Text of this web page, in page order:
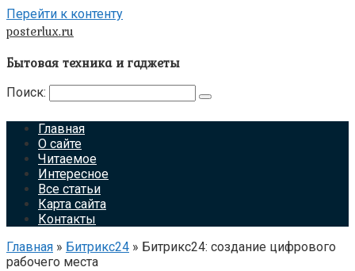
Перейти к контенту
posterlux.ru
Бытовая техника и гаджеты
Поиск:
Главная
О сайте
Читаемое
Интересное
Все статьи
Карта сайта
Контакты
Главная » Битрикс24 » Битрикс24: создание цифрового
рабочего места